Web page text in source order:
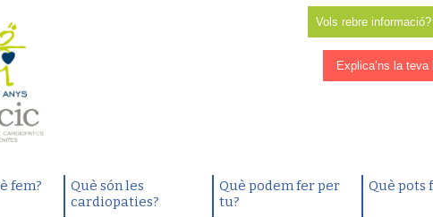
Vols rebre informació?
Explica’ns la teva
fem?
Què són les
cardiopaties?
Què podem fer per
tu?
Què pots